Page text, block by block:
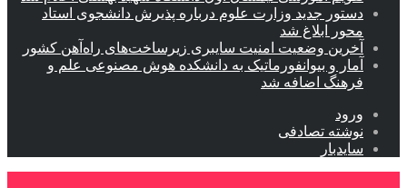
دستور جدید وزارت علوم درباره پذیرش دانشجوی استاد
محور ابلاغ شد
آخرین وضعیت امنیت سایبری زیرساخت‌های راه‌آهن کشور
آمار و بیوانفورماتیک به دانشکده هوش مصنوعی علم و
فرهنگ اضافه شد
ورود
نوشته تصادفی
سایدبار